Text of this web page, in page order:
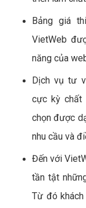
Bảng giá
VietWeb
năng của
Dịch vụ tư
cực kỳ chất
chọn được
nhu cầu và
Đến với
tần tật
Từ đó